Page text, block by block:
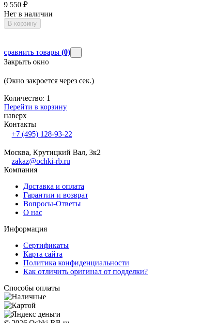
9 550 ₽
Нет в наличии
В корзину
сравнить товары (0)
Закрыть окно
(Окно закроется через сек.)
Количество: 1
Перейти в корзину
наверх
Контакты
+7 (495) 128-93-22
Москва, Крутицкий Вал, 3к2
zakaz@ochki-rb.ru
Компания
Доставка и оплата
Гарантии и возврат
Вопросы-Ответы
О нас
Информация
Сертификаты
Карта сайта
Политика конфиденциальности
Как отличить оригинал от подделки?
Способы оплаты